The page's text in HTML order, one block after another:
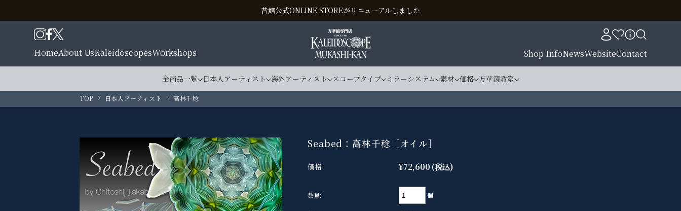
昔館公式ONLINE STOREがリニューアルしました
HomeAbout UsKaleidoscopesWorkshops Shop InfoNewsWebsiteContact
全商品一覧 日本人アーティスト 海外アーティスト スコープタイプ ミラーシステム 素材 価格 万華鏡教室
TOP 日本人アーティスト 高林千稔
Seabed：高林千稔［オイル］
価格: ¥72,600 (税込)
数量: 個